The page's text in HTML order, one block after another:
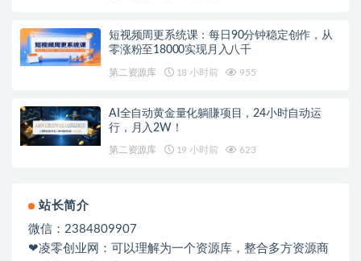
短视频周更系统课：每日90分钟稳定创作，从
零涨粉至18000实现月入八千
第二资源库 18 小时前 955
AI全自动黄金量化躺賺项目，24小时自动运
行，月入2W！
第二资源库 19 小时前 623
站长简介
微信：2384809907
❤凌零创业网：可以理解为一个资源库，整合多方资源商